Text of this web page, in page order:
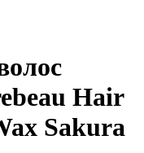
Hair
Sakura